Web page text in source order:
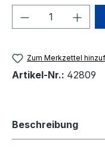
Produkt
Zum Merkzettel
Artikel-Nr.: 42809
Beschreibung